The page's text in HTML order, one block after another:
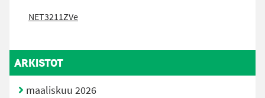
NET3211ZVe
ARKISTOT
maaliskuu 2026